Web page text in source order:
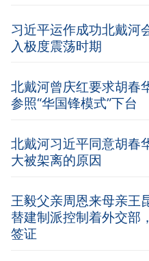
习近平运作成功北戴河
入极度震荡时期
北戴河曾庆红要求胡春
参照“华国锋模式”下台
北戴河习近平同意胡春
大被架离的原因
王毅父亲周恩来母亲王
替建制派控制着外交部
签证